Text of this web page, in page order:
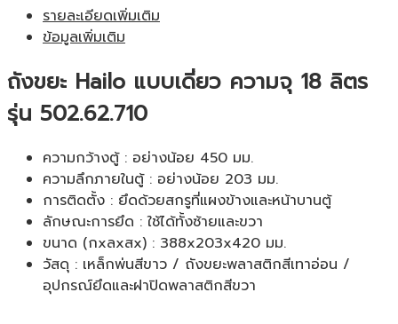
รายละเอียดเพิ่มเติม
ข้อมูลเพิ่มเติม
ถังขยะ Hailo แบบเดี่ยว ความจุ 18 ลิตร
รุ่น 502.62.710
ความกว้างตู้ : อย่างน้อย 450 มม.
ความลึกภายในตู้ : อย่างน้อย 203 มม.
การติดตั้ง : ยึดด้วยสกรูที่แผงข้างและหน้าบานตู้
ลักษณะการยึด : ใช้ได้ทั้งซ้ายและขวา
ขนาด (กxลxสx) : 388x203x420 มม.
วัสดุ : เหล็กพ่นสีขาว / ถังขยะพลาสติกสีเทาอ่อน /
อุปกรณ์ยึดและฝาปิดพลาสติกสีขวา